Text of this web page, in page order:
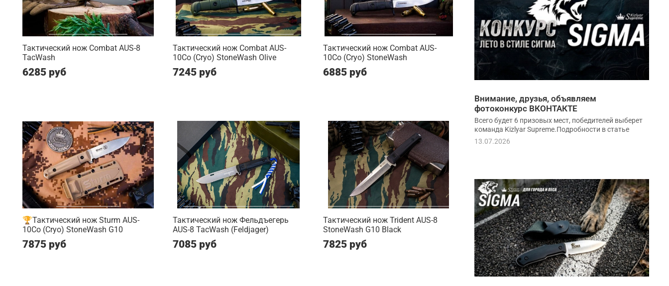
Тактический нож Combat AUS-8
TacWash
6285 руб
Тактический нож Combat AUS-
10Co (Cryo) StoneWash Olive
7245 руб
Тактический нож Combat AUS-
10Co (Cryo) StoneWash
6885 руб
🏆Тактический нож Sturm AUS-
10Co (Cryo) StoneWash G10
7875 руб
Тактический нож Фельдъегерь
AUS-8 TacWash (Feldjager)
7085 руб
Тактический нож Trident AUS-8
StoneWash G10 Black
7825 руб
Внимание, друзья, объявляем
фотоконкурс ВКОНТАКТЕ
Всего будет 6 призовых мест, победителей выберет
команда Kizlyar Supreme.Подробности в статье
13.07.2026